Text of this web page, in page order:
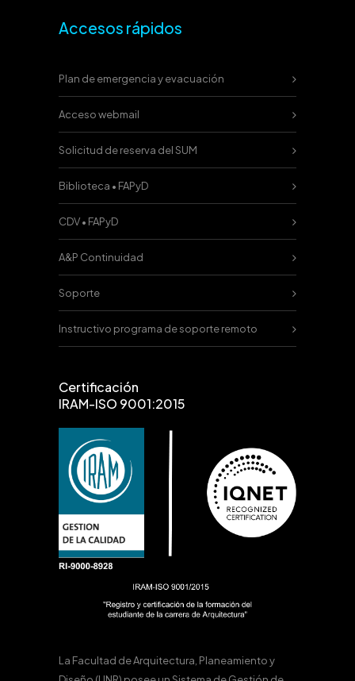
Accesos rápidos
Plan de emergencia y evacuación
Acceso webmail
Solicitud de reserva del SUM
Biblioteca • FAPyD
CDV • FAPyD
A&P Continuidad
Soporte
Instructivo programa de soporte remoto
Certificación
IRAM-ISO 9001:2015
La Facultad de Arquitectura, Planeamiento y